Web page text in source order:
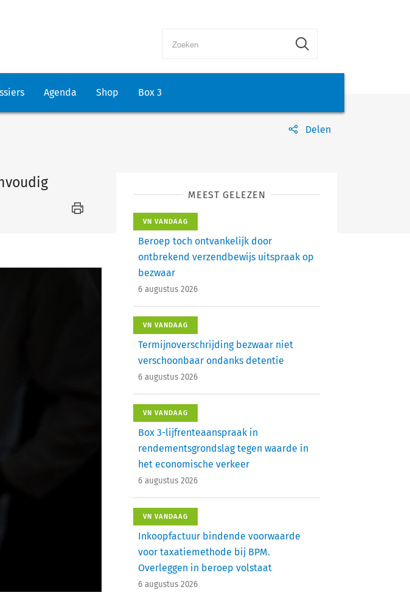
Agenda Shop Box 3
Delen
MEEST GELEZEN
VN VANDAAG
Beroep toch ontvankelijk door
ontbrekend verzendbewijs uitspraak op
bezwaar
6 augustus 2026
VN VANDAAG
Termijnoverschrijding bezwaar niet
verschoonbaar ondanks detentie
6 augustus 2026
VN VANDAAG
Box 3-lijfrenteaanspraak in
rendementsgrondslag tegen waarde in
het economische verkeer
6 augustus 2026
VN VANDAAG
Inkoopfactuur bindende voorwaarde
voor taxatiemethode bij BPM.
Overleggen in beroep volstaat
6 augustus 2026